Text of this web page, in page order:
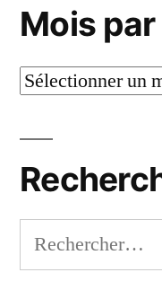
Mois
Mois
Rechercher :